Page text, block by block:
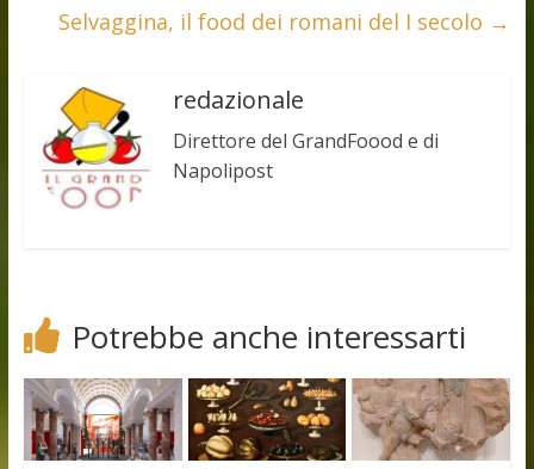
Selvaggina, il food dei romani del I secolo →
redazionale
Direttore del GrandFoood e di
Napolipost
Potrebbe anche interessarti